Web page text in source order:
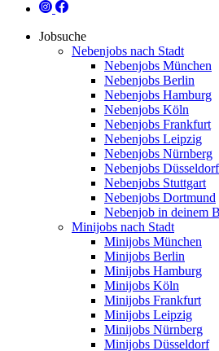
Jobsuche
Nebenjobs nach Stadt
Nebenjobs München
Nebenjobs Berlin
Nebenjobs Hamburg
Nebenjobs Köln
Nebenjobs Frankfurt
Nebenjobs Leipzig
Nebenjobs Nürnberg
Nebenjobs Düsseldorf
Nebenjobs Stuttgart
Nebenjobs Dortmund
Nebenjob in deinem
Minijobs nach Stadt
Minijobs München
Minijobs Berlin
Minijobs Hamburg
Minijobs Köln
Minijobs Frankfurt
Minijobs Leipzig
Minijobs Nürnberg
Minijobs Düsseldorf